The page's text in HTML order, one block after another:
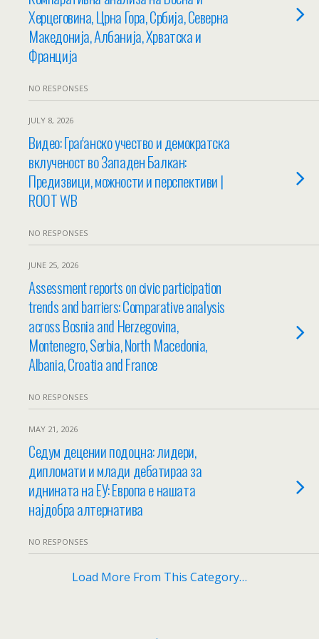
Херцеговина, Црна Гора, Србија, Северна
Македонија, Албанија, Хрватска и
Франција
NO RESPONSES
JULY 8, 2026
Видео: Граѓанско учество и демократска
вклученост во Западен Балкан:
Предизвици, можности и перспективи |
ROOT WB
NO RESPONSES
JUNE 25, 2026
Assessment reports on civic participation
trends and barriers: Comparative analysis
across Bosnia and Herzegovina,
Montenegro, Serbia, North Macedonia,
Albania, Croatia and France
NO RESPONSES
MAY 21, 2026
Седум децении подоцна: лидери,
дипломати и млади дебатираа за
иднината на ЕУ: Европа е нашата
најдобра алтернатива
NO RESPONSES
Load More From This Category…